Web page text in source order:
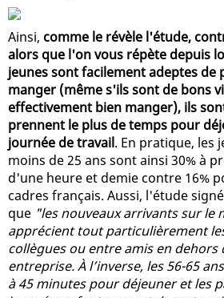
Ainsi, comme le révèle l'étude,
alors que l'on vous répète depuis
jeunes sont facilement adeptes de
manger (même s'ils sont de bons
effectivement bien manger), ils
prennent le plus de temps pour
journée de travail. En pratique, les
moins de 25 ans sont ainsi 30% à
d'une heure et demie contre 16%
cadres français. Aussi, l'étude
que "les nouveaux arrivants sur le
apprécient tout particulièrement
collègues ou entre amis en dehors
entreprise. À l’inverse, les 56-65
à 45 minutes pour déjeuner et les